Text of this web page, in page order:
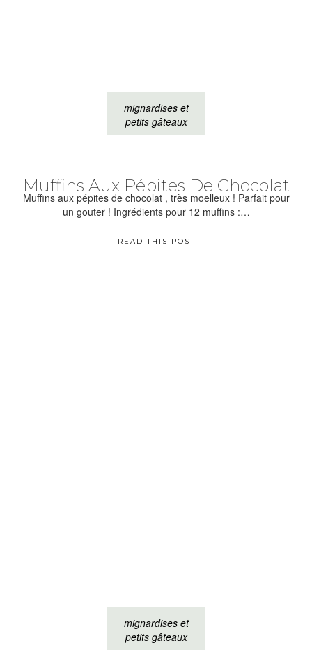
mignardises et
petits gâteaux
Muffins Aux Pépites De Chocolat
Muffins aux pépites de chocolat , très moelleux ! Parfait pour
un gouter ! Ingrédients pour 12 muffins :…
READ THIS POST
mignardises et
petits gâteaux